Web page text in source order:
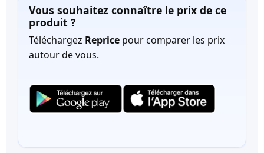
Vous souhaitez connaître le prix de ce
produit ?
Téléchargez Reprice pour comparer les prix
autour de vous.